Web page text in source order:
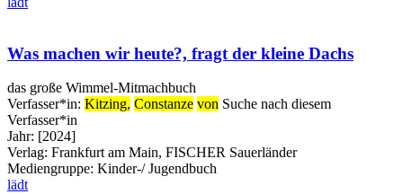
Was machen wir heute?, fragt der kleine Dachs
das große Wimmel-Mitmachbuch
Verfasser*in: Kitzing, Constanze von Suche nach diesem
Verfasser*in
Jahr: [2024]
Verlag: Frankfurt am Main, FISCHER Sauerländer
Mediengruppe: Kinder-/ Jugendbuch
lädt